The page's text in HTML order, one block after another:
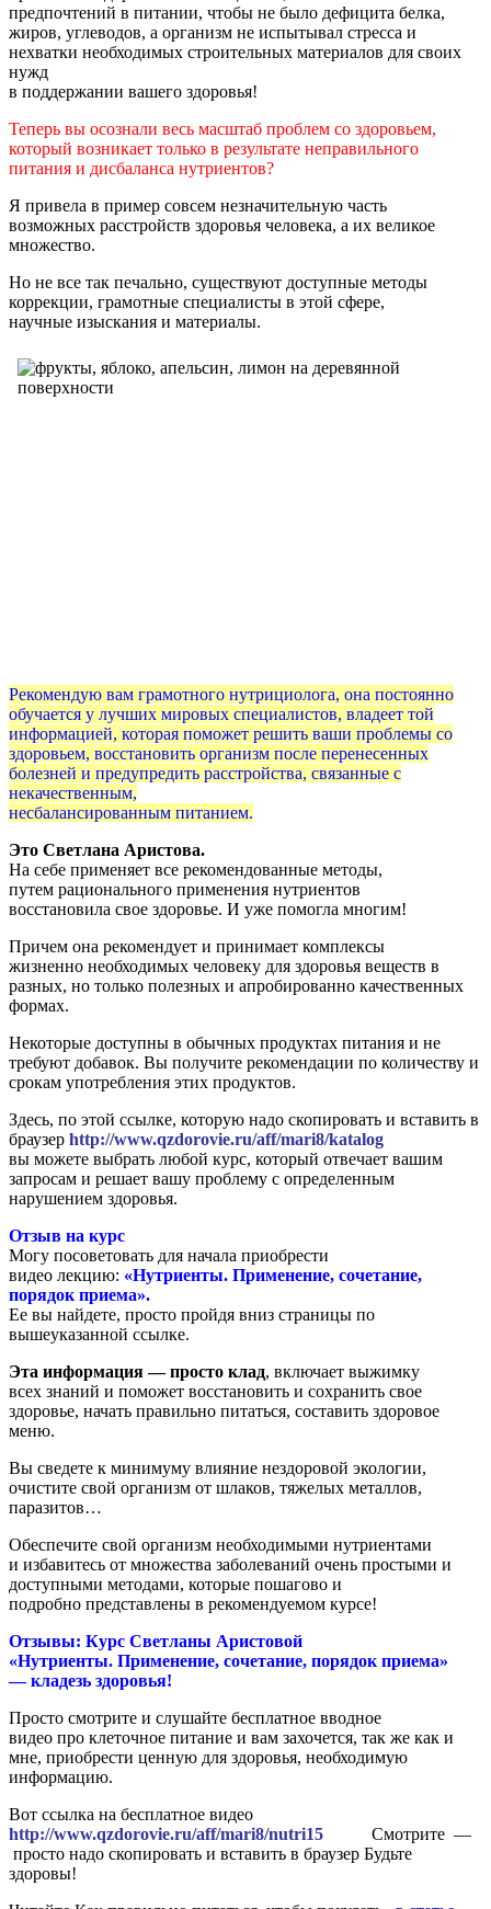
предпочтений в питании, чтобы не было дефицита белка,
жиров, углеводов, а организм не испытывал стресса и
нехватки необходимых строительных материалов для своих
нужд
в поддержании вашего здоровья!
Теперь вы осознали весь масштаб проблем со здоровьем,
который возникает только в результате неправильного
питания и дисбаланса нутриентов?
Я привела в пример совсем незначительную часть
возможных расстройств здоровья человека, а их великое
множество.
Но не все так печально, существуют доступные методы
коррекции, грамотные специалисты в этой сфере,
научные изыскания и материалы.
Рекомендую вам грамотного нутрициолога, она постоянно
обучается у лучших мировых специалистов, владеет той
информацией, которая поможет решить ваши проблемы со
здоровьем, восстановить организм после перенесенных
болезней и предупредить расстройства, связанные с
некачественным,
несбалансированным питанием.
Это Светлана Аристова.
На себе применяет все рекомендованные методы,
путем рационального применения нутриентов
восстановила свое здоровье. И уже помогла многим!
Причем она рекомендует и принимает комплексы
жизненно необходимых человеку для здоровья веществ в
разных, но только полезных и апробированно качественных
формах.
Некоторые доступны в обычных продуктах питания и не
требуют добавок. Вы получите рекомендации по количеству и
срокам употребления этих продуктов.
Здесь, по этой ссылке, которую надо скопировать и вставить в
браузер http://www.qzdorovie.ru/aff/mari8/katalog
вы можете выбрать любой курс, который отвечает вашим
запросам и решает вашу проблему с определенным
нарушением здоровья.
Отзыв на курс
Могу посоветовать для начала приобрести
видео лекцию: «Нутриенты. Применение, сочетание,
порядок приема».
Ее вы найдете, просто пройдя вниз страницы по
вышеуказанной ссылке.
Эта информация — просто клад, включает выжимку
всех знаний и поможет восстановить и сохранить свое
здоровье, начать правильно питаться, составить здоровое
меню.
Вы сведете к минимуму влияние нездоровой экологии,
очистите свой организм от шлаков, тяжелых металлов,
паразитов…
Обеспечите свой организм необходимыми нутриентами
и избавитесь от множества заболеваний очень простыми и
доступными методами, которые пошагово и
подробно представлены в рекомендуемом курсе!
Отзывы: Курс Светланы Аристовой
«Нутриенты. Применение, сочетание, порядок приема»
—кладезь здоровья!
Просто смотрите и слушайте бесплатное вводное
видео про клеточное питание и вам захочется, так же как и
мне, приобрести ценную для здоровья, необходимую
информацию.
Вот ссылка на бесплатное видео
http://www.qzdorovie.ru/aff/mari8/nutri15
Смотрите —
просто надо скопировать и вставить в браузер Будьте
здоровы!